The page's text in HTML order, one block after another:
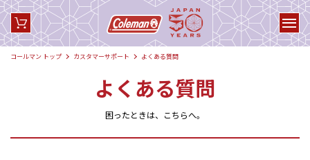
コールマン トップ カスタマーサポート よくある質問
よくある質問
困ったときは、こちらへ。